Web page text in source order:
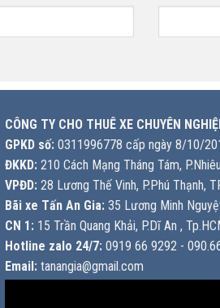
CÔNG TY CHO THUÊ XE CHUYÊN
GPKD số: 0311996778 cấp ngày 8/10/
ĐKKD: 210 Cách Mạng Tháng Tám,
VPĐD: 28 Lương Thế Vinh, P.Phú Thạnh,
Bãi xe Tấn An Gia: 35 Lương Minh
CN 1: 15 Trần Quang Khải, P.Dĩ An ,
Hotline zalo 24/7: 0919 66 9292 -
Email: tanangia@gmail.com